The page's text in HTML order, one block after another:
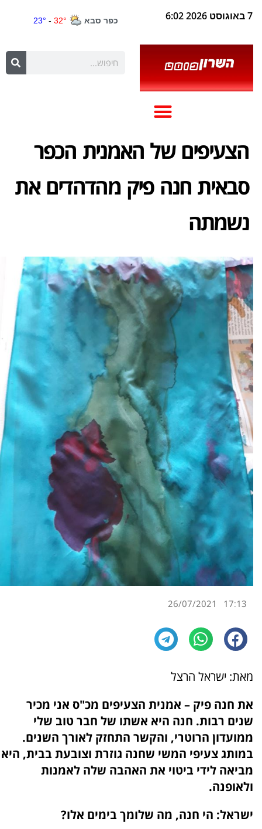
7 באוגוסט 2026 6:02
הצעיפים של האמנית הכפר
סבאית חנה פיק מהדהדים את
נשמתה
17:13
26/07/2021
מאת: ישראל הרצל
את חנה פיק – אמנית הצעיפים מכ"ס אני מכיר
שנים רבות. חנה היא אשתו של חבר טוב שלי
ממועדון הרוטרי, והקשר התחזק לאורך השנים.
במותג צעיפי המשי שחנה גוזרת וצובעת בבית, היא
מביאה לידי ביטוי את האהבה שלה לאמנות
ולאופנה.
ישראל: הי חנה, מה שלומך בימים אלו?